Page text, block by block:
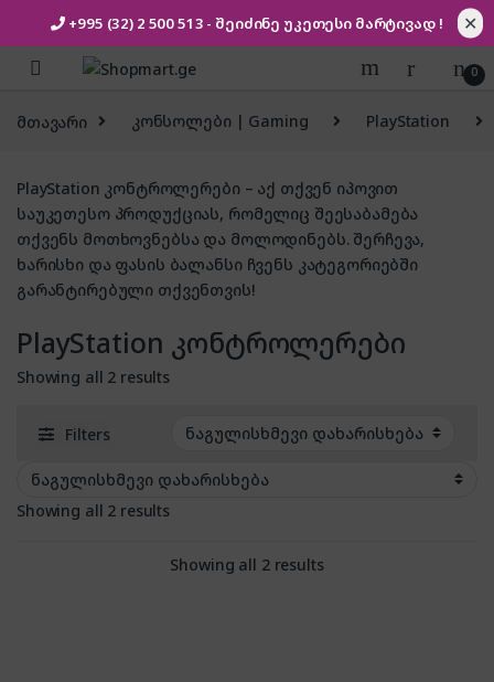
+995 (32) 2 500 513 - შეიძინე უკეთესი მარტივად ! ✕
Skip to navigation
Skip to content
0
მთავარი კონსოლები | Gaming PlayStation
PlayStation კონტროლერები – აქ თქვენ იპოვით
საუკეთესო პროდუქციას, რომელიც შეესაბამება
თქვენს მოთხოვნებსა და მოლოდინებს. შერჩევა,
ხარისხი და ფასის ბალანსი ჩვენს კატეგორიებში
გარანტირებული თქვენთვის!
PlayStation კონტროლერები
Showing all 2 results
Filters
Showing all 2 results
Showing all 2 results